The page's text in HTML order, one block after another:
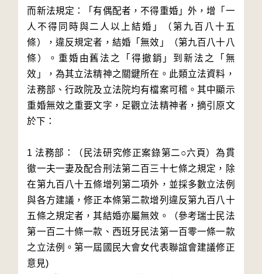
而新法規定：「有偶配者，不得重婚」外，增「一
人不得同時與二人以上結婚」（第九百八十五
條），違反規定者，結婚「無效」（第九百八十八
條）。重婚由舊法之「得撤銷」到新法之「無
效」，為其立法精神之關鍵所在。此類立法資料，
法務部、行政院及立法院均有檔案可稽。其中顯示
重婚無效之重要文字，足觀立法精神者，摘引原文
於下：
1 法務部：（民法研究修正案錄第二○六頁）為貫
徹一夫一妻及配合刑法第二百三十七條之規定，除
在第九百八十五條增列第二項外，並採多數立法例
與各方建議，修正本條第二款增列違反第九百八十
五條之規定者，其結婚亦屬無效。（參考瑞士民法
第一百二十條一款、西班牙民法第一百零一條一款
之立法例。第一屆國民大會女代表聯誼會建議修正
意見)